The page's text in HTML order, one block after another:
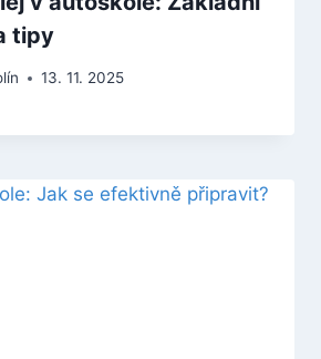
tipy
13. 11. 2025